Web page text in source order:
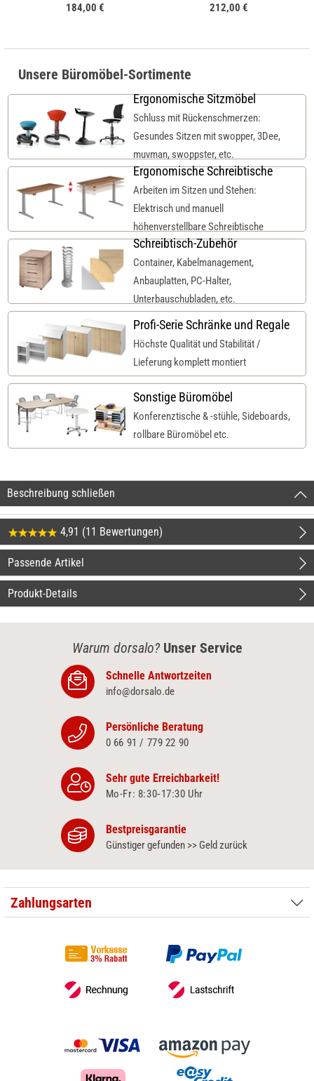
184,00 € 212,00 €
Unsere Büromöbel-Sortimente
Ergonomische Sitzmöbel
Schluss mit Rückenschmerzen:
Gesundes Sitzen mit swopper, 3Dee,
muvman, swoppster, etc.
Ergonomische Schreibtische
Arbeiten im Sitzen und Stehen:
Elektrisch und manuell
höhenverstellbare Schreibtische
Schreibtisch-Zubehör
Container, Kabelmanagement,
Anbauplatten, PC-Halter,
Unterbauschubladen, etc.
Profi-Serie Schränke und Regale
Höchste Qualität und Stabilität /
Lieferung komplett montiert
Sonstige Büromöbel
Konferenztische & -stühle, Sideboards,
rollbare Büromöbel etc.
Beschreibung schließen
4,91 (11 Bewertungen)
Passende Artikel
Produkt-Details
Warum dorsalo? Unser Service
Schnelle Antwortzeiten
info@dorsalo.de
Persönliche Beratung
0 66 91 / 779 22 90
Sehr gute Erreichbarkeit!
Mo-Fr: 8:30‑17:30 Uhr
Bestpreisgarantie
Günstiger gefunden >> Geld zurück
Zahlungsarten